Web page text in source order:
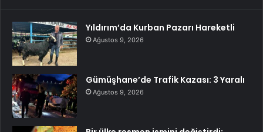
Yıldırım’da Kurban Pazarı Hareketli
Ağustos 9, 2026
Gümüşhane’de Trafik Kazası: 3 Yaralı
Ağustos 9, 2026